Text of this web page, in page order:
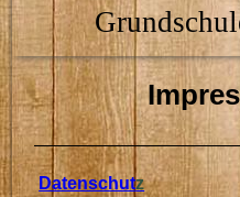
Datenschutz